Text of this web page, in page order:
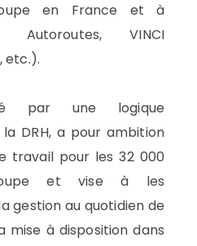
en France et à
Autoroutes, VINCI
etc.).
par une logique
DRH, a pour ambition
travail pour les 32 000
et vise à les
gestion au quotidien de
mise à disposition dans